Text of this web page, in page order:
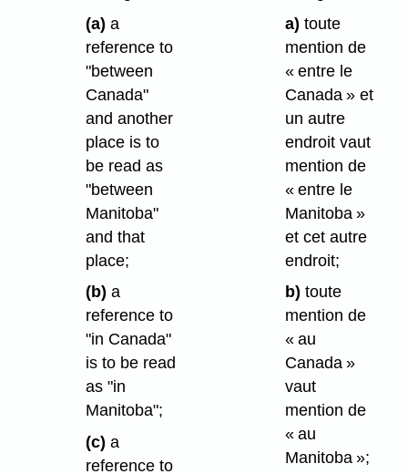
(a) a
reference to
"between
Canada"
and another
place is to
be read as
"between
Manitoba"
and that
place;
(b) a
reference to
"in Canada"
is to be read
as "in
Manitoba";
(c) a
reference to
a) toute
mention de
« entre le
Canada » et
un autre
endroit vaut
mention de
« entre le
Manitoba »
et cet autre
endroit;
b) toute
mention de
« au
Canada »
vaut
mention de
« au
Manitoba »;